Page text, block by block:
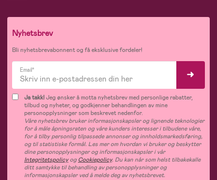
Nyhetsbrev
Bli nyhetsbrevabonnent og få eksklusive fordeler!
Email*
Ja takk!Jeg ønsker å motta nyhetsbrev med personlige rabatter,
tilbud og nyheter, og godkjenner behandlingen av mine
personopplysninger som beskrevet nedenfor.
Våre nyhetsbrev bruker informasjonskapsler og lignende teknologier
for å måle åpningsraten og våre kunders interesser i tilbudene våre,
for å tilby personlig tilpassede annonser og innholdsmarkedsføring,
og til statistiske formål. Les mer om hvordan vi bruker og beskytter
dine personopplysninger og informasjonskapsler i vår
IntegritetspolicyogCookiepolicy. Du kan når som helst tilbakekalle
ditt samtykke til behandling av personopplysninger og
informasjonskapsler ved å melde deg av nyhetsbrevet.